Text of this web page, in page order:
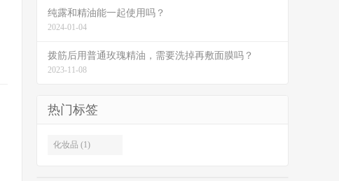
纯露和精油能一起使用吗？
2024-01-04
拨筋后用普通玫瑰精油，需要洗掉再敷面膜吗？
2023-11-08
热门标签
化妆品 (1)